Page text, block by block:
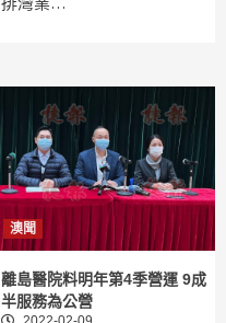
澳聞
離島醫院料明年第4季營運 9成
半服務為公營